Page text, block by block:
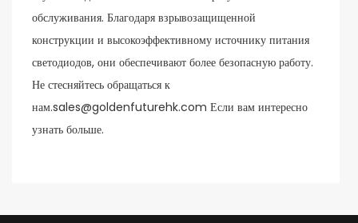
обслуживания. Благодаря взрывозащищенной
конструкции и высокоэффективному источнику питания
светодиодов, они обеспечивают более безопасную работу.
Не стесняйтесь обращаться к
нам.sales@goldenfuturehk.com Если вам интересно
узнать больше.